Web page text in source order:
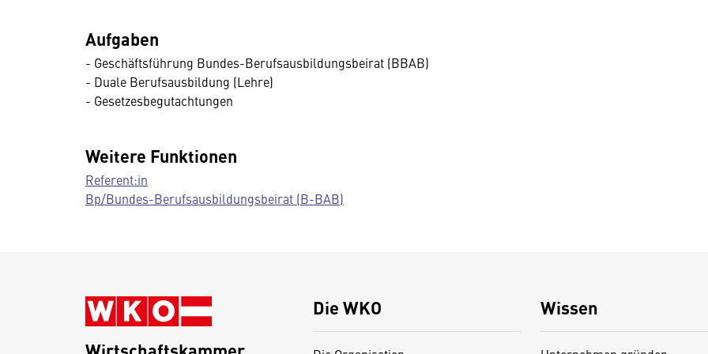
Aufgaben
- Geschäftsführung Bundes-Berufsausbildungsbeirat (BBAB)
- Duale Berufsausbildung (Lehre)
- Gesetzesbegutachtungen
Weitere Funktionen
Referent:in
Bp/Bundes-Berufsausbildungsbeirat (B-BAB)
Die WKO Wissen